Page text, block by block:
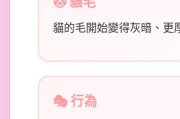
貓的毛開始變得灰暗、更
🎭 行為